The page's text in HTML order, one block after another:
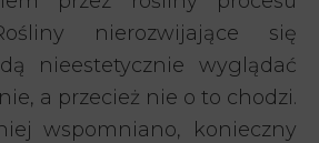
nierozwijające się
nieestetycznie wyglądać
a przecież nie o to chodzi.
wspomniano, konieczny